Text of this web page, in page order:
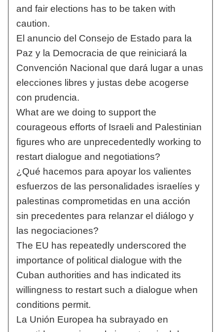
and fair elections has to be taken with
caution.
El anuncio del Consejo de Estado para la
Paz y la Democracia de que reiniciará la
Convención Nacional que dará lugar a unas
elecciones libres y justas debe acogerse
con prudencia.
What are we doing to support the
courageous efforts of Israeli and Palestinian
figures who are unprecedentedly working to
restart dialogue and negotiations?
¿Qué hacemos para apoyar los valientes
esfuerzos de las personalidades israelíes y
palestinas comprometidas en una acción
sin precedentes para relanzar el diálogo y
las negociaciones?
The EU has repeatedly underscored the
importance of political dialogue with the
Cuban authorities and has indicated its
willingness to restart such a dialogue when
conditions permit.
La Unión Europea ha subrayado en